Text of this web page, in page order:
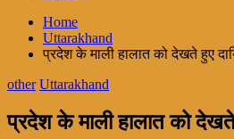
Home
Uttarakhand
प्रदेश के माली हालात को देखते हुए
other Uttarakhand
प्रदेश के माली हालात को